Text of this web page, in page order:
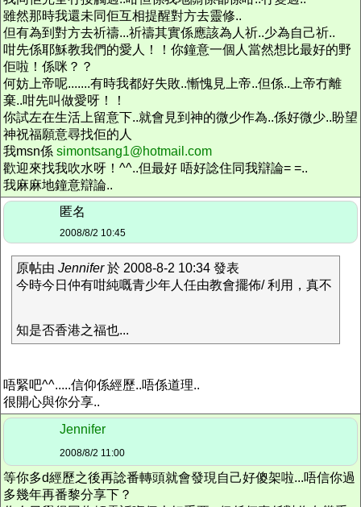
雖然那時我還未同佢互相提醒對方去靈修..
但有為到對方去祈禱...祈禱其實係應該為人祈..少為自己祈..
咁先係耶穌教我們的愛人！！你鐘意一個人當然想比最好的野
佢啦！係咪？？
何妨上帝呢.......有時我都好失敗..慚愧見上帝..但係..上帝冇離
棄..咁先叫做愛呀！！
你試左在生活上留意下..就會見到神的微少作為..係好微少..盼望
神祝福願意尋找佢的人
我msn係 simontsang1@hotmail.com
歡迎來找我吹水呀！^^..但最好 唔好諗住同我辯論= =..
我麻麻地鐘意辯論..
匿名
2008/8/2 10:45
原帖由 Jennifer於 2008-8-2 10:34 發表
今時今日仲有咁純嘅青少年人任由教會擺佈/ 利用，真不
知是否香港之福也...
唔緊吧^^.....信仰係經歷..唔係道理..
很開心與你分享..
Jennifer
2008/8/2 11:00
等你多d經歷之後再諗番轉頭就會發現自己好傻架啦...唔信你過
多幾年再番黎分享下？